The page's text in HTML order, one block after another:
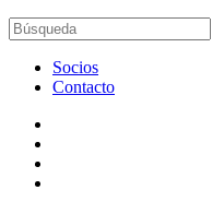
Socios
Contacto